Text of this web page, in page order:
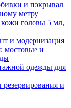
и покрывал
метру
кожи головы 5 мл,
и модернизация
мостовые и
одежды для
и